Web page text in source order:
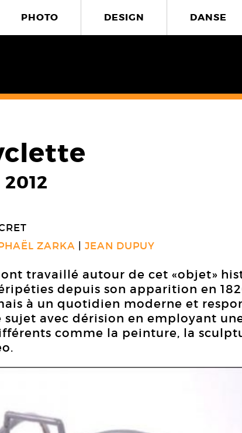
PHOTO DESIGN DANSE
ZARKA JEAN DUPUY
travaillé autour de cet «objet»
depuis son apparition en
à un quotidien moderne et
sujet avec dérision en employant
comme la peinture, la